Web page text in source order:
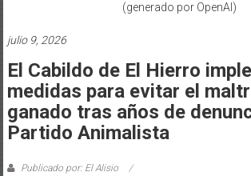
(generado por OpenAI)
julio 9, 2026
El Cabildo de El Hierro
medidas para evitar el
ganado tras años de
Partido Animalista
Publicado por: El Alisio